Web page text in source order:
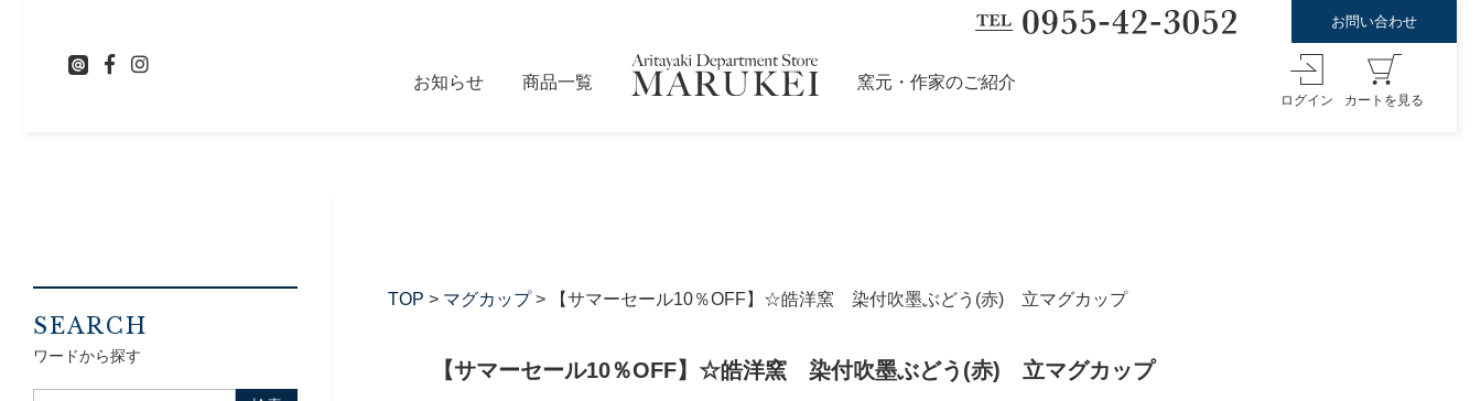
お問い合わせ
お知らせ 商品一覧 窯元・作家のご紹介
ログイン カートを見る
TOP > マグカップ> 【サマーセール10％OFF】☆皓洋窯 染付吹墨ぶどう(赤) 立マグカップ
【サマーセール10％OFF】☆皓洋窯 染付吹墨ぶどう(赤) 立マグカップ
SEARCH
ワードから探す